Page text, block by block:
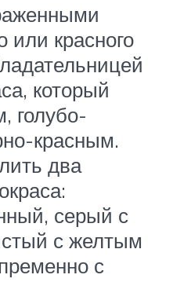
или красного
который
голубо-
красным.
два
серый с
с желтым
с